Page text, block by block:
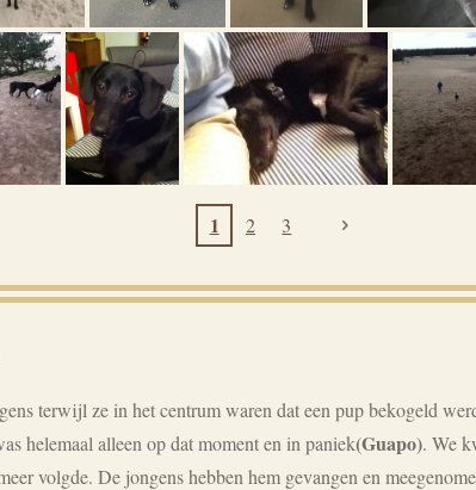
1 2 3
terwijl ze in het centrum waren dat een pup bekogeld
helemaal alleen op dat moment en in paniek(Guapo). We
volgde. De jongens hebben hem gevangen en